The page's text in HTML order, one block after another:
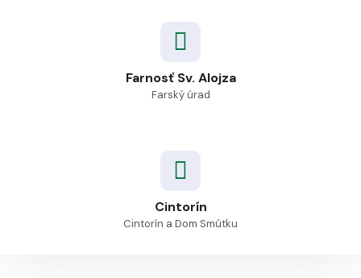
Farnosť Sv. Alojza
Farský úrad
Cintorín
Cintorín a Dom Smútku